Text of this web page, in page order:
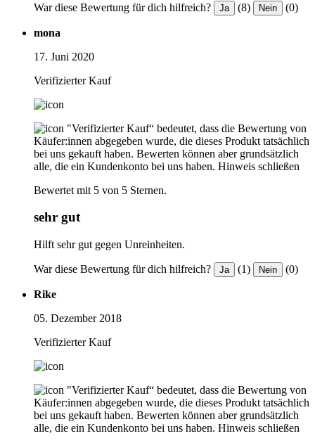
War diese Bewertung für dich hilfreich? Ja (8) Nein (0)
mona
17. Juni 2020
Verifizierter Kauf
"Verifizierter Kauf“ bedeutet, dass die Bewertung von
Käufer:innen abgegeben wurde, die dieses Produkt tatsächlich
bei uns gekauft haben. Bewerten können aber grundsätzlich
alle, die ein Kundenkonto bei uns haben. Hinweis schließen
Bewertet mit 5 von 5 Sternen.
sehr gut
Hilft sehr gut gegen Unreinheiten.
War diese Bewertung für dich hilfreich? Ja (1) Nein (0)
Rike
05. Dezember 2018
Verifizierter Kauf
"Verifizierter Kauf“ bedeutet, dass die Bewertung von
Käufer:innen abgegeben wurde, die dieses Produkt tatsächlich
bei uns gekauft haben. Bewerten können aber grundsätzlich
alle, die ein Kundenkonto bei uns haben. Hinweis schließen